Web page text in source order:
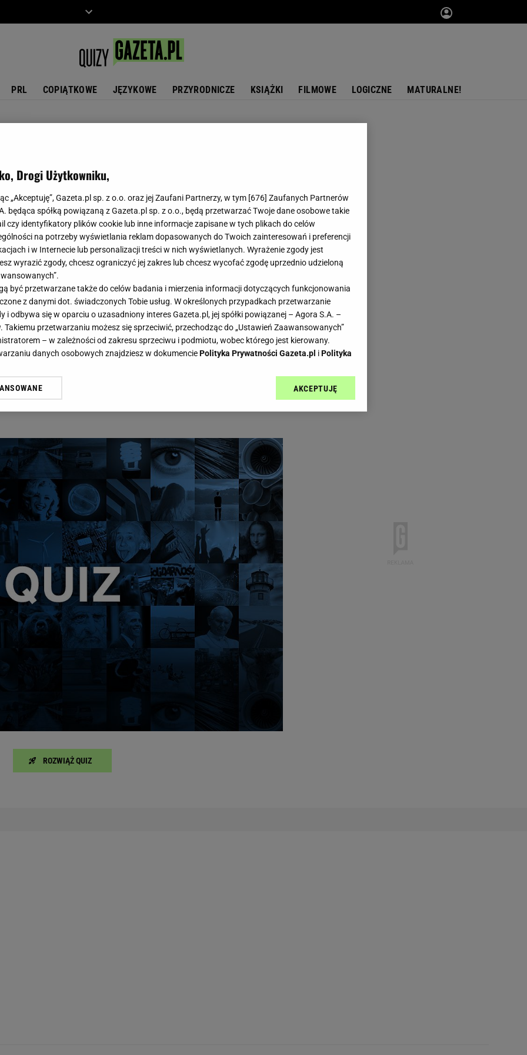
PRL COPIĄTKOWE JĘZYKOWE PRZYRODNICZE KSIĄŻKI FILMOWE LOGICZNE MATURALNE!
może Was zaskoczyć! Komplet tylko dla erudytów! - Gazeta.pl
wiedzy może Was zaskoczyć!
ROZWIĄŻ QUIZ
Drogi Użytkowniku,
„Akceptuję”, Gazeta.pl sp. z o.o. oraz jej Zaufani Partnerzy, w tym [676] Zaufanych Partnerów
będąca spółką powiązaną z Gazeta.pl sp. z o.o., będą przetwarzać Twoje dane osobowe takie
czy identyfikatory plików cookie lub inne informacje zapisane w tych plikach do celów
na potrzeby wyświetlania reklam dopasowanych do Twoich zainteresowań i preferencji
i w Internecie lub personalizacji treści w nich wyświetlanych. Wyrażenie zgody jest
wyrazić zgody, chcesz ograniczyć jej zakres lub chcesz wycofać zgodę uprzednio udzieloną
być przetwarzane także do celów badania i mierzenia informacji dotyczących funkcjonowania
z danymi dot. świadczonych Tobie usług. W określonych przypadkach przetwarzanie
i odbywa się w oparciu o uzasadniony interes Gazeta.pl, jej spółki powiązanej – Agora S.A. –
Takiemu przetwarzaniu możesz się sprzeciwić, przechodząc do „Ustawień Zaawansowanych”
– w zależności od zakresu sprzeciwu i podmiotu, wobec którego jest kierowany.
danych osobowych znajdziesz w dokumenciePolityka Prywatności Gazeta.pl iPolityka
też zgodę na zainstalowanie i przechowywanie plików cookie Gazeta.pl sp. z o.o., jej
także za pomocą ustawień przeglądarki.
i Agora S.A. możemy przetwarzać dane osobowe w następujących celach:
geolokalizacyjnych. Aktywne skanowanie charakterystyki urządzenia do celów identyfikacji.
na urządzeniu lub dostęp do nich. Spersonalizowane reklamy i treści, pomiar reklam i treści,
usług.Lista Zaufanych Partnerów
AKCEPTUJĘ